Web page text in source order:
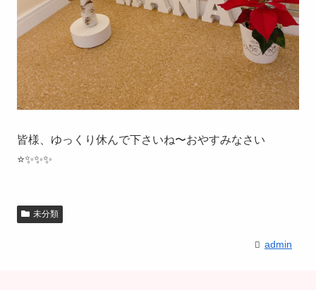
皆様、ゆっくり休んで下さいね〜おやすみなさい
⭐✨✨✨
未分類
admin